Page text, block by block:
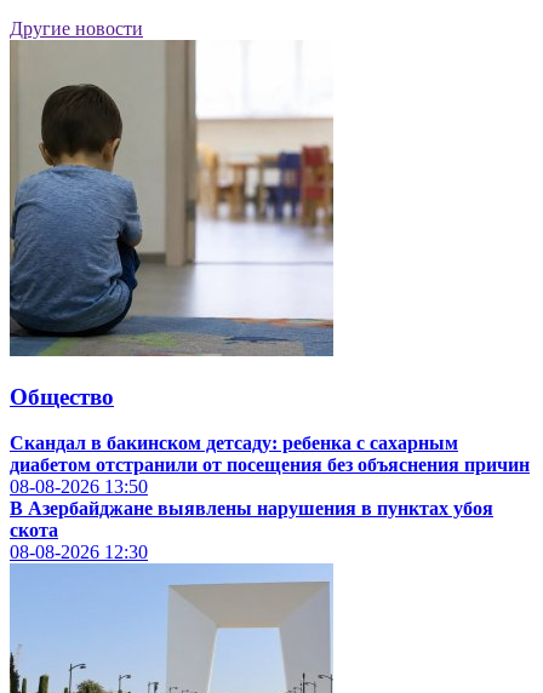
Другие новости
Общество
Скандал в бакинском детсаду: ребенка с сахарным
диабетом отстранили от посещения без объяснения причин
08-08-2026 13:50
В Азербайджане выявлены нарушения в пунктах убоя
скота
08-08-2026 12:30